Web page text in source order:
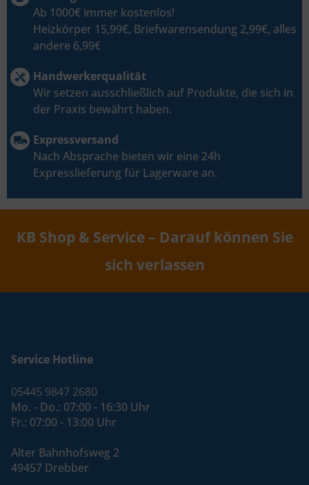
Ab 1000€ immer kostenlos!
Heizkörper 15,99€, Briefwarensendung 2,99€, alles
andere 6,99€
Handwerkerqualität
Wir setzen ausschließlich auf Produkte, die sich in
der Praxis bewährt haben.
Expressversand
Nach Absprache bieten wir eine 24h
Expresslieferung für Lagerware an.
KB Shop & Service – Darauf können Sie
sich verlassen
Service Hotline
05445 9847 2680
Mo. - Do.: 07:00 - 16:30 Uhr
Fr.: 07:00 - 13:00 Uhr
Alter Bahnhofsweg 2
49457 Drebber